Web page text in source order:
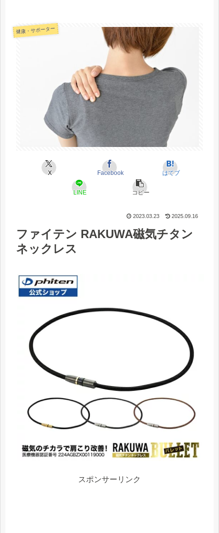
健康・サポーター
X Facebook はてブ
LINE コピー
2023.03.23 2025.09.16
ファイテン RAKUWA磁気チタン
ネックレス
スポンサーリンク